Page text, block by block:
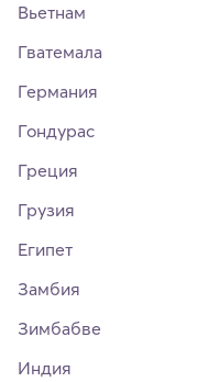
Вьетнам
Гватемала
Германия
Гондурас
Греция
Грузия
Египет
Замбия
Зимбабве
Индия